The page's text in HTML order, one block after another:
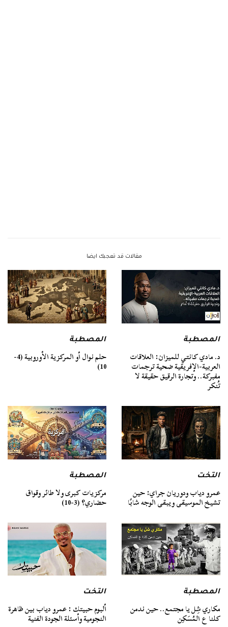
مقالات قد تعجبك ايضا
المصطبة
د. مادي كانتي للميزان: العلاقات
العربية-الإفريقية ضحية ترجمات
مفبركة.. وتجارة الرقيق حقيقة لا
تُنكر
المصطبة
حلم نوال أو المركزية الأوروبية (4-
10)
التخت
عمرو دياب ودوريان جراي: حين
تشيخ الموسيقى ويبقى الوجه شابًا
المصطبة
مركزيات كبرى ولا طائر وقواق
حضاري؟ (3-10)
المصطبة
مكاري شِل يا مجتمع.. حين ندمن
كلنا ع المُسَكِن
التخت
ألبوم حبيتك : عمرو دياب بين ظاهرة
النجومية وأسئلة الجودة الفنية